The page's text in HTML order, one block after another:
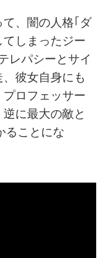
、闇の人格｢ダ
しまったジー
レパシーとサイ
彼女自身にも
ロフェッサー
に最大の敵と
ることにな